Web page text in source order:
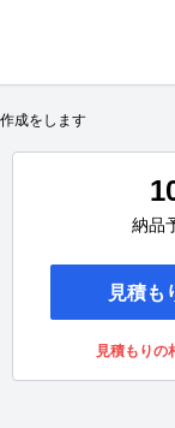
成をします
納品
見積も
見積もりの